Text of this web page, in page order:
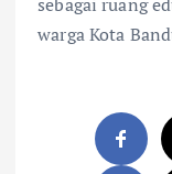
warga Kota